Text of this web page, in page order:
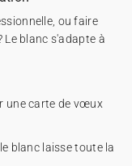
ou faire
blanc s'adapte à
une carte de vœux
blanc laisse toute la